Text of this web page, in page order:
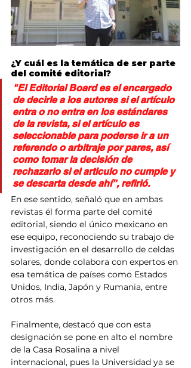
¿Y cuál es la temática de ser parte
del comité editorial?
"El Editorial Board es el encargado
de decirle a los autores si el artículo
entra o no entra en los estándares
de la revista, si el artículo es
seleccionable para poderse ir a un
referendo o arbitraje por pares, así
como tomar la decisión de
rechazarlo si el articulo no cumple y
se descarta desde ahí”, refirió.
En ese sentido, señaló que en ambas
revistas él forma parte del comité
editorial, siendo el único mexicano en
ese equipo, reconociendo su trabajo de
investigación en el desarrollo de celdas
solares, donde colabora con expertos en
esa temática de países como Estados
Unidos, India, Japón y Rumania, entre
otros más.
Finalmente, destacó que con esta
designación se pone en alto el nombre
de la Casa Rosalina a nivel
internacional, pues la Universidad ya se